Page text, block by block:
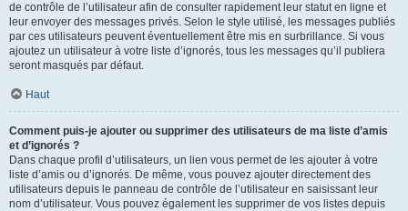
de contrôle de l’utilisateur afin de consulter rapidement leur statut en ligne et
leur envoyer des messages privés. Selon le style utilisé, les messages publiés
par ces utilisateurs peuvent éventuellement être mis en surbrillance. Si vous
ajoutez un utilisateur à votre liste d’ignorés, tous les messages qu’il publiera
seront masqués par défaut.
Haut
Comment puis-je ajouter ou supprimer des utilisateurs de ma liste d’amis
et d’ignorés ?
Dans chaque profil d’utilisateurs, un lien vous permet de les ajouter à votre
liste d’amis ou d’ignorés. De même, vous pouvez ajouter directement des
utilisateurs depuis le panneau de contrôle de l’utilisateur en saisissant leur
nom d’utilisateur. Vous pouvez également les supprimer de vos listes depuis